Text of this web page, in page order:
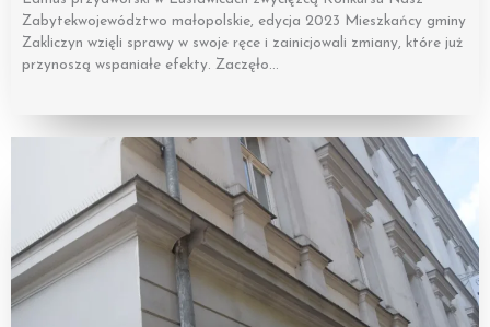
Zabytekwojewództwo małopolskie, edycja 2023 Mieszkańcy gminy
Zakliczyn wzięli sprawy w swoje ręce i zainicjowali zmiany, które już
przynoszą wspaniałe efekty. Zaczęło…